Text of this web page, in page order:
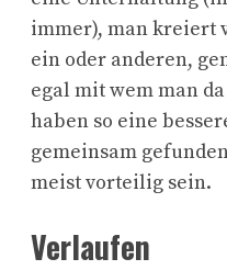
immer), man kreiert
ein oder anderen,
egal mit wem man
haben so eine
gemeinsam
meist vorteilig sein.
Verlaufen